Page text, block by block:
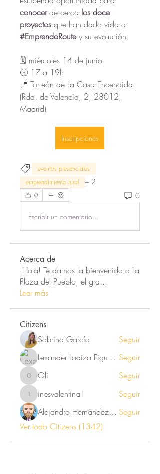
conocer de cerca los doce
proyectos
#EmprendoRoute y su evolución.
🗓️ miércoles 14 de junio
🕕 17 a 19h
📍 Torreón de La Casa Encendida
(Rda. de Valencia, 2, 28012,
Madrid)
Inscripciones
eventos presenciales
emprendimiento rural
+ 2
0 0
Escribir un comentario...
Acerca de
¡Hola! Te damos la bienvenida a La
Plaza del Pueblo, el gra...
Leer más
Citizens
Sabrina García
Seguir
Lexander Loaiza Figueroa Seguir
Oli Oli Seguir
inesvalentina1
inesvalentina1
Seguir
Alejandro Hernández Renner Seguir
Ver todo Citizens (1342)